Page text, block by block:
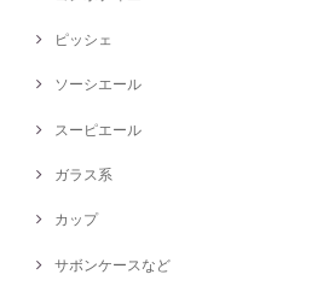
ピッシェ
ソーシエール
スーピエール
ガラス系
カップ
サボンケースなど